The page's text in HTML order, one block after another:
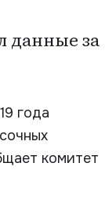
данные за
года
комитет